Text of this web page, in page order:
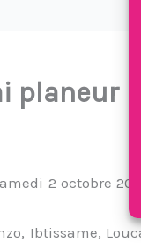
planeur !
2 octobre
Ibtissame,